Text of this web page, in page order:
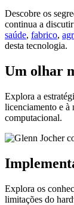
Descobre os
continua a
saúde, fabrico,
desta tecnologia.
Um olhar
Explora a
licenciamento e à
computacional.
Explora os
limitações do